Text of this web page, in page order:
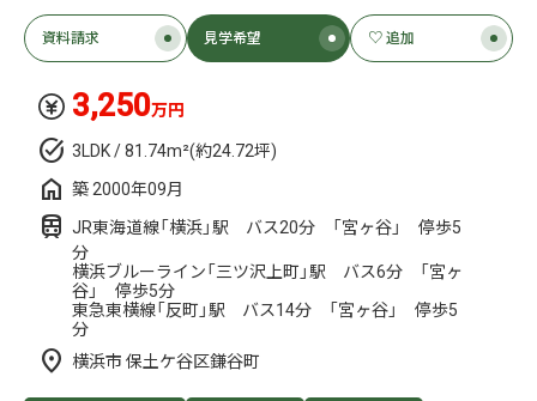
3,250万円
3LDK / 81.74m²(約24.72坪)
築 2000年09月
JR東海道線「横浜」駅 バス20分 「宮ヶ谷」 停歩5
分
横浜ブルーライン「三ツ沢上町」駅 バス6分 「宮ヶ
谷」 停歩5分
東急東横線「反町」駅 バス14分 「宮ヶ谷」 停歩5
分
横浜市 保土ケ谷区鎌谷町
資料請求 見学希望 ♡ 追加